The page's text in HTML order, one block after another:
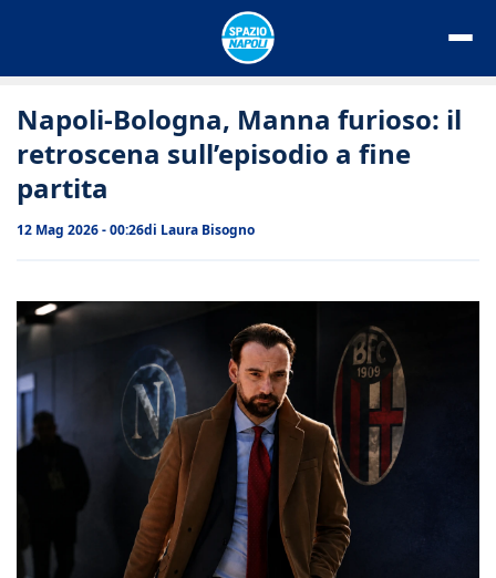
Napoli-Bologna, Manna furioso: il
retroscena sull’episodio a fine
partita
12 Mag 2026 - 00:26di Laura Bisogno